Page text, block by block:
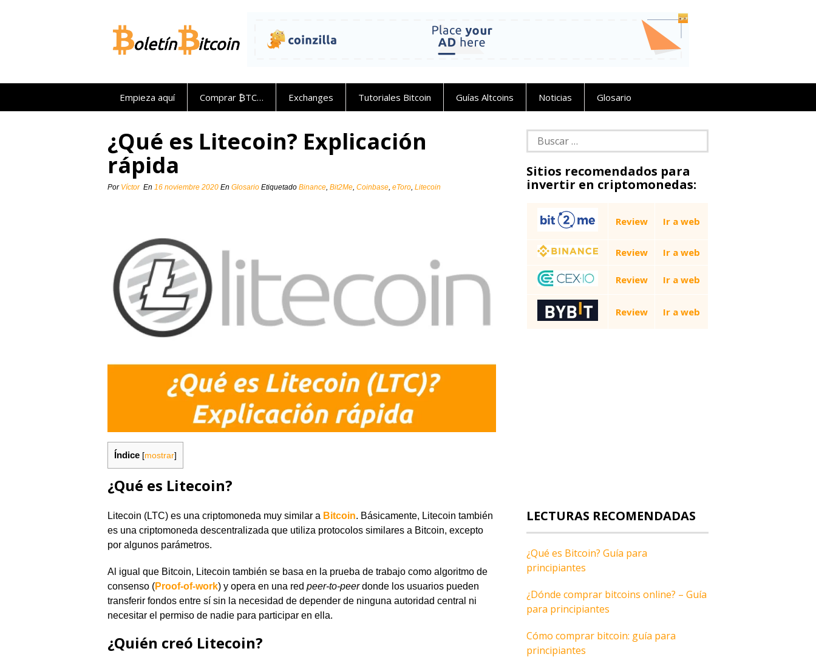
Empieza aquí Comprar ₿TC… Exchanges Tutoriales Bitcoin Guías Altcoins Noticias Glosario
¿Qué es Litecoin? Explicación
rápida
Por Víctor En 16 noviembre 2020 En Glosario Etiquetado Binance, Bit2Me, Coinbase, eToro, Litecoin
Índice [mostrar]
¿Qué es Litecoin?
Litecoin (LTC) es una criptomoneda muy similar a Bitcoin. Básicamente, Litecoin también
es una criptomoneda descentralizada que utiliza protocolos similares a Bitcoin, excepto
por algunos parámetros.
Al igual que Bitcoin, Litecoin también se basa en la prueba de trabajo como algoritmo de
consenso (Proof-of-work) y opera en una red peer-to-peerdonde los usuarios pueden
transferir fondos entre sí sin la necesidad de depender de ninguna autoridad central ni
necesitar el permiso de nadie para participar en ella.
¿Quién creó Litecoin?
Buscar:
Sitios recomendados para
invertir en criptomonedas:
Review Ir a web
Review Ir a web
Review Ir a web
Review Ir a web
LECTURAS RECOMENDADAS
¿Qué es Bitcoin? Guía para
principiantes
¿Dónde comprar bitcoins online? – Guía
para principiantes
Cómo comprar bitcoin: guía para
principiantes